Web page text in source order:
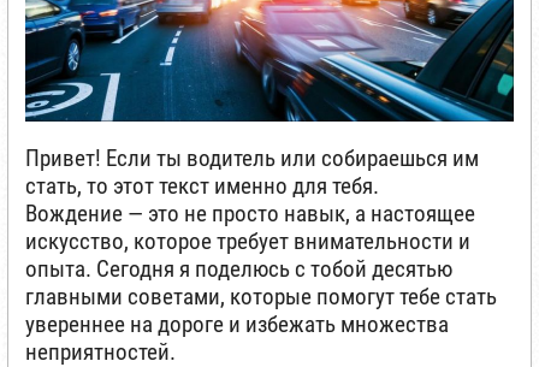
Привет! Если ты водитель или собираешься им
стать, то этот текст именно для тебя.
Вождение — это не просто навык, а настоящее
искусство, которое требует внимательности и
опыта. Сегодня я поделюсь с тобой десятью
главными советами, которые помогут тебе стать
увереннее на дороге и избежать множества
неприятностей.